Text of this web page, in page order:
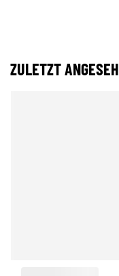
ZULETZT